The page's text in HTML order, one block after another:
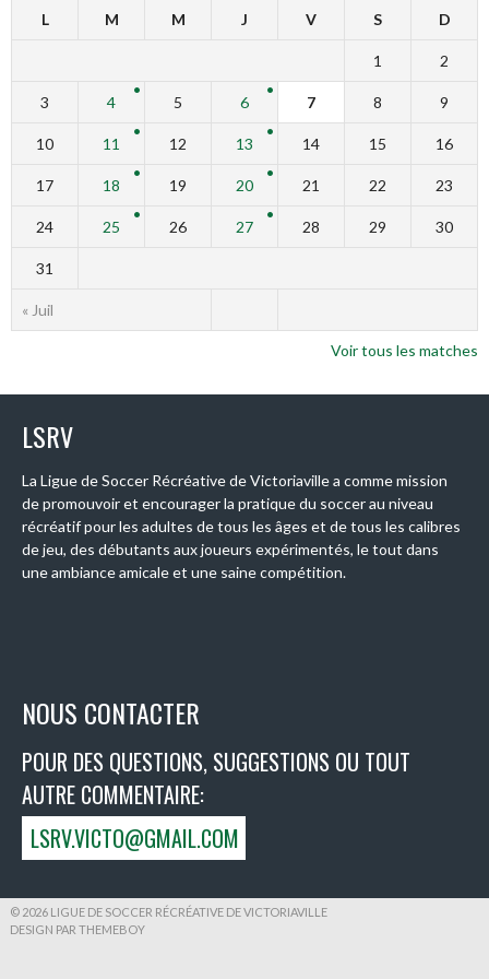
L M M J V S D
« Juil
1 2
3 4 5 6 7 8 9
10 11 12 13 14 15 16
17 18 19 20 21 22 23
24 25 26 27 28 29 30
31
Voir tous les matches
LSRV
La Ligue de Soccer Récréative de Victoriaville a comme mission
de promouvoir et encourager la pratique du soccer au niveau
récréatif pour les adultes de tous les âges et de tous les calibres
de jeu, des débutants aux joueurs expérimentés, le tout dans
une ambiance amicale et une saine compétition.
NOUS CONTACTER
POUR DES QUESTIONS, SUGGESTIONS OU TOUT
AUTRE COMMENTAIRE:
LSRV.VICTO@GMAIL.COM
© 2026 LIGUE DE SOCCER RÉCRÉATIVE DE VICTORIAVILLE
DESIGN PAR THEMEBOY